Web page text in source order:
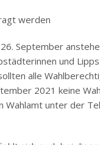
werden
September
und
alle
2021 keine
Wahlamt unter der